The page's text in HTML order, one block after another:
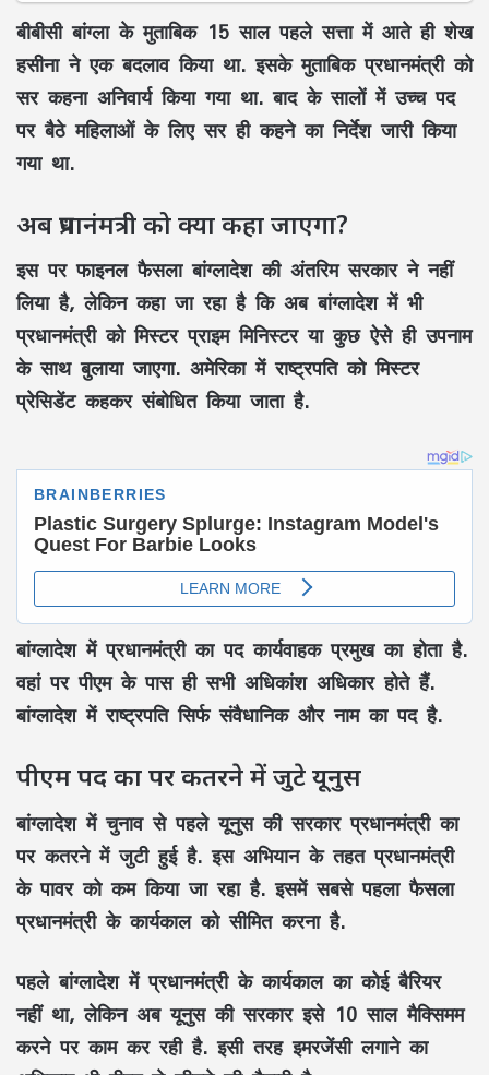
बीबीसी बांग्ला के मुताबिक 15 साल पहले सत्ता में आते ही शेख
हसीना ने एक बदलाव किया था. इसके मुताबिक प्रधानमंत्री को
सर कहना अनिवार्य किया गया था. बाद के सालों में उच्च पद
पर बैठे महिलाओं के लिए सर ही कहने का निर्देश जारी किया
गया था.
अब प्रधानंमत्री को क्या कहा जाएगा?
इस पर फाइनल फैसला बांग्लादेश की अंतरिम सरकार ने नहीं
लिया है, लेकिन कहा जा रहा है कि अब बांग्लादेश में भी
प्रधानमंत्री को मिस्टर प्राइम मिनिस्टर या कुछ ऐसे ही उपनाम
के साथ बुलाया जाएगा. अमेरिका में राष्ट्रपति को मिस्टर
प्रेसिडेंट कहकर संबोधित किया जाता है.
बांग्लादेश में प्रधानमंत्री का पद कार्यवाहक प्रमुख का होता है.
वहां पर पीएम के पास ही सभी अधिकांश अधिकार होते हैं.
बांग्लादेश में राष्ट्रपति सिर्फ संवैधानिक और नाम का पद है.
पीएम पद का पर कतरने में जुटे यूनुस
बांग्लादेश में चुनाव से पहले यूनुस की सरकार प्रधानमंत्री का
पर कतरने में जुटी हुई है. इस अभियान के तहत प्रधानमंत्री
के पावर को कम किया जा रहा है. इसमें सबसे पहला फैसला
प्रधानमंत्री के कार्यकाल को सीमित करना है.
पहले बांग्लादेश में प्रधानमंत्री के कार्यकाल का कोई बैरियर
नहीं था, लेकिन अब यूनुस की सरकार इसे 10 साल मैक्सिमम
करने पर काम कर रही है. इसी तरह इमरजेंसी लगाने का